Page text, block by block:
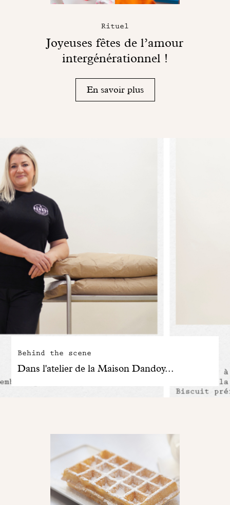
Rituel
Joyeuses fêtes de l’amour
intergénérationnel !
En savoir plus
Behind the scene
Dans l'atelier de la Maison Dandoy...